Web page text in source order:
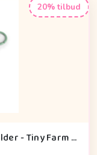
20% tilbud
Done by Deer Baby Kontrastkortholder - Tiny Farm - Grøn